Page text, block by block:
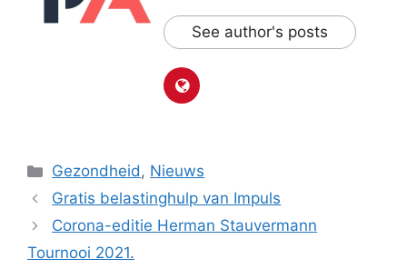
See author's posts
Categorieën
Gezondheid, Nieuws
Gratis belastinghulp van Impuls
Corona-editie Herman Stauvermann
Tournooi 2021.